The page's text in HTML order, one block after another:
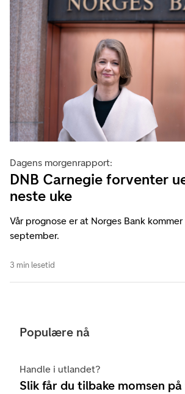
Dagens morgenrapport:
DNB Carnegie forventer
neste uke
Vår prognose er at Norges Bank
september.
3 min lesetid
Populære nå
Handle i utlandet?
Slik får du tilbake momsen